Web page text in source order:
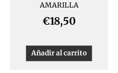
AMARILLA
€18,50
Añadir al carrito